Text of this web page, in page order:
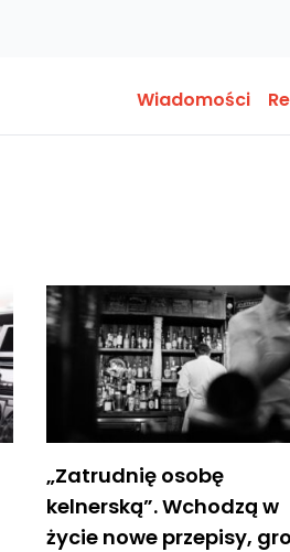
Wiadomości
„Zatrudnię osobę
kelnerską”. Wchodzą w
życie nowe przepisy,